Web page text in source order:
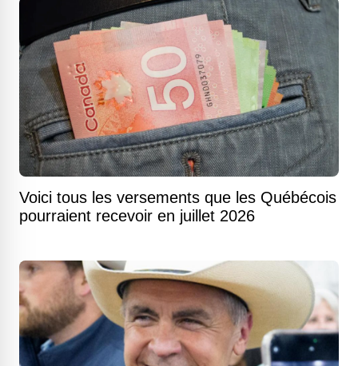
Voici tous les versements que les Québécois
pourraient recevoir en juillet 2026